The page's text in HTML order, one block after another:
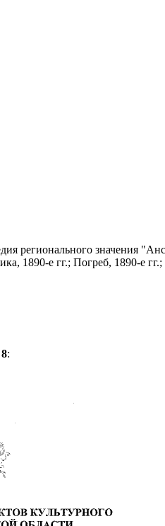
регионального значения
1890-е гг.; Погреб, 1890-е
8: